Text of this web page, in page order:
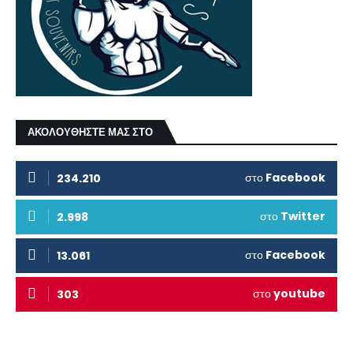
ΑΚΟΛΟΥΘΗΣΤΕ ΜΑΣ ΣΤΟ
234.210 στο Facebook
2.998 στο Twitter
13.061 στο Facebook
303 στοyoutube